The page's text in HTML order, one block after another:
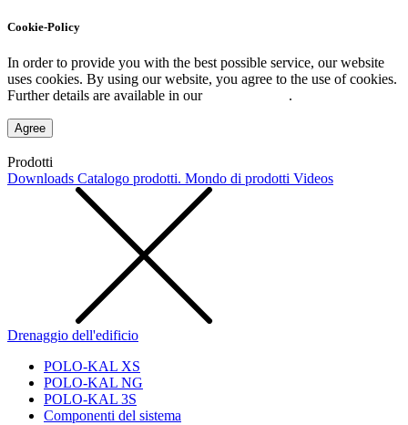
Cookie-Policy
In order to provide you with the best possible service, our website
uses cookies. By using our website, you agree to the use of cookies.
Further details are available in our
.
Agree
Prodotti
Downloads Catalogo prodotti. Mondo di prodotti Videos
Drenaggio dell'edificio
POLO-KAL XS
POLO-KAL NG
POLO-KAL 3S
Componenti del sistema